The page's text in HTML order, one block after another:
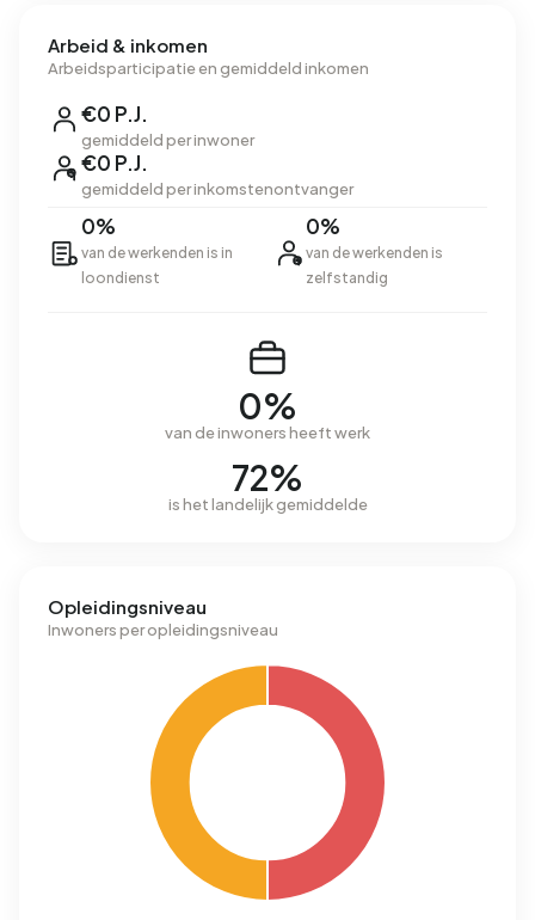
Arbeid & inkomen
Arbeidsparticipatie en gemiddeld inkomen
€0 P.J.
gemiddeld per inwoner
€0 P.J.
gemiddeld per inkomstenontvanger
0%
van de werkenden is in
loondienst
0%
van de werkenden is
zelfstandig
0%
van de inwoners heeft werk
72%
is het landelijk gemiddelde
Opleidingsniveau
Inwoners per opleidingsniveau